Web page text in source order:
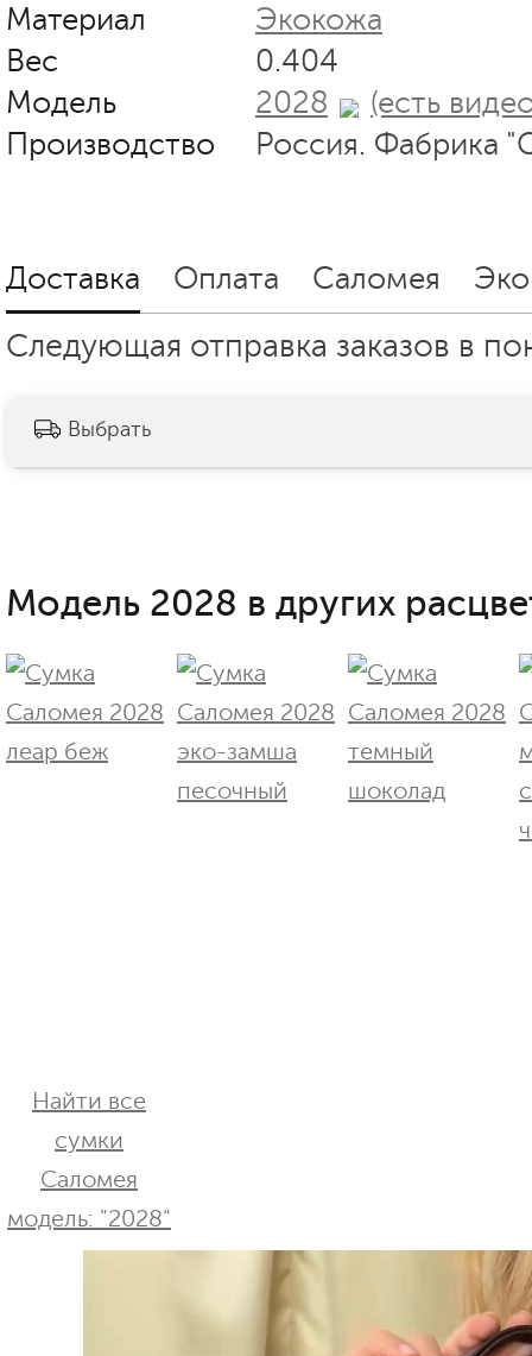
Материал
Экокожа
Вес
0.404
Модель
2028
(есть
Производство
Россия. Фабрика
Доставка Оплата Саломея
Следующая отправка заказов в
Выбрать
Модель 2028 в других
Найти все
сумки
Саломея
модель: "2028"